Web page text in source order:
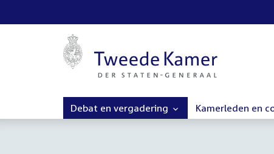
Debat en vergadering Kamerleden en